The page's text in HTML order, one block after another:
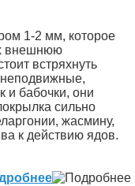
1-2 мм, которое
внешнюю
встряхнуть
неподвижные,
и бабочки, они
сильно
жасмину,
к действию ядов.